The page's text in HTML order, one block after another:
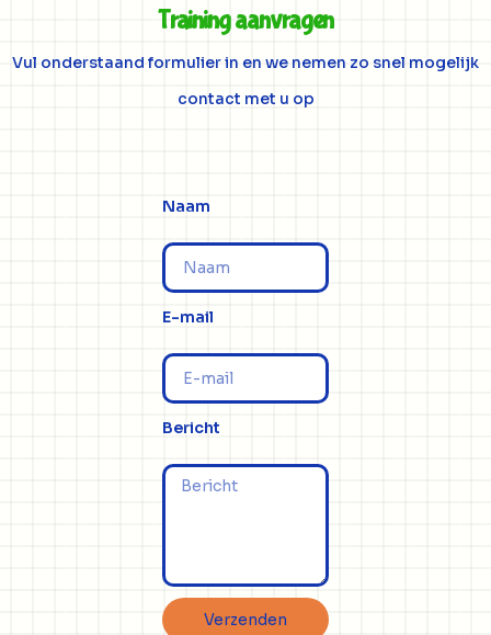
Training aanvragen
Vul onderstaand formulier in en we nemen zo snel mogelijk
contact met u op
Naam
E-mail
Bericht
Verzenden